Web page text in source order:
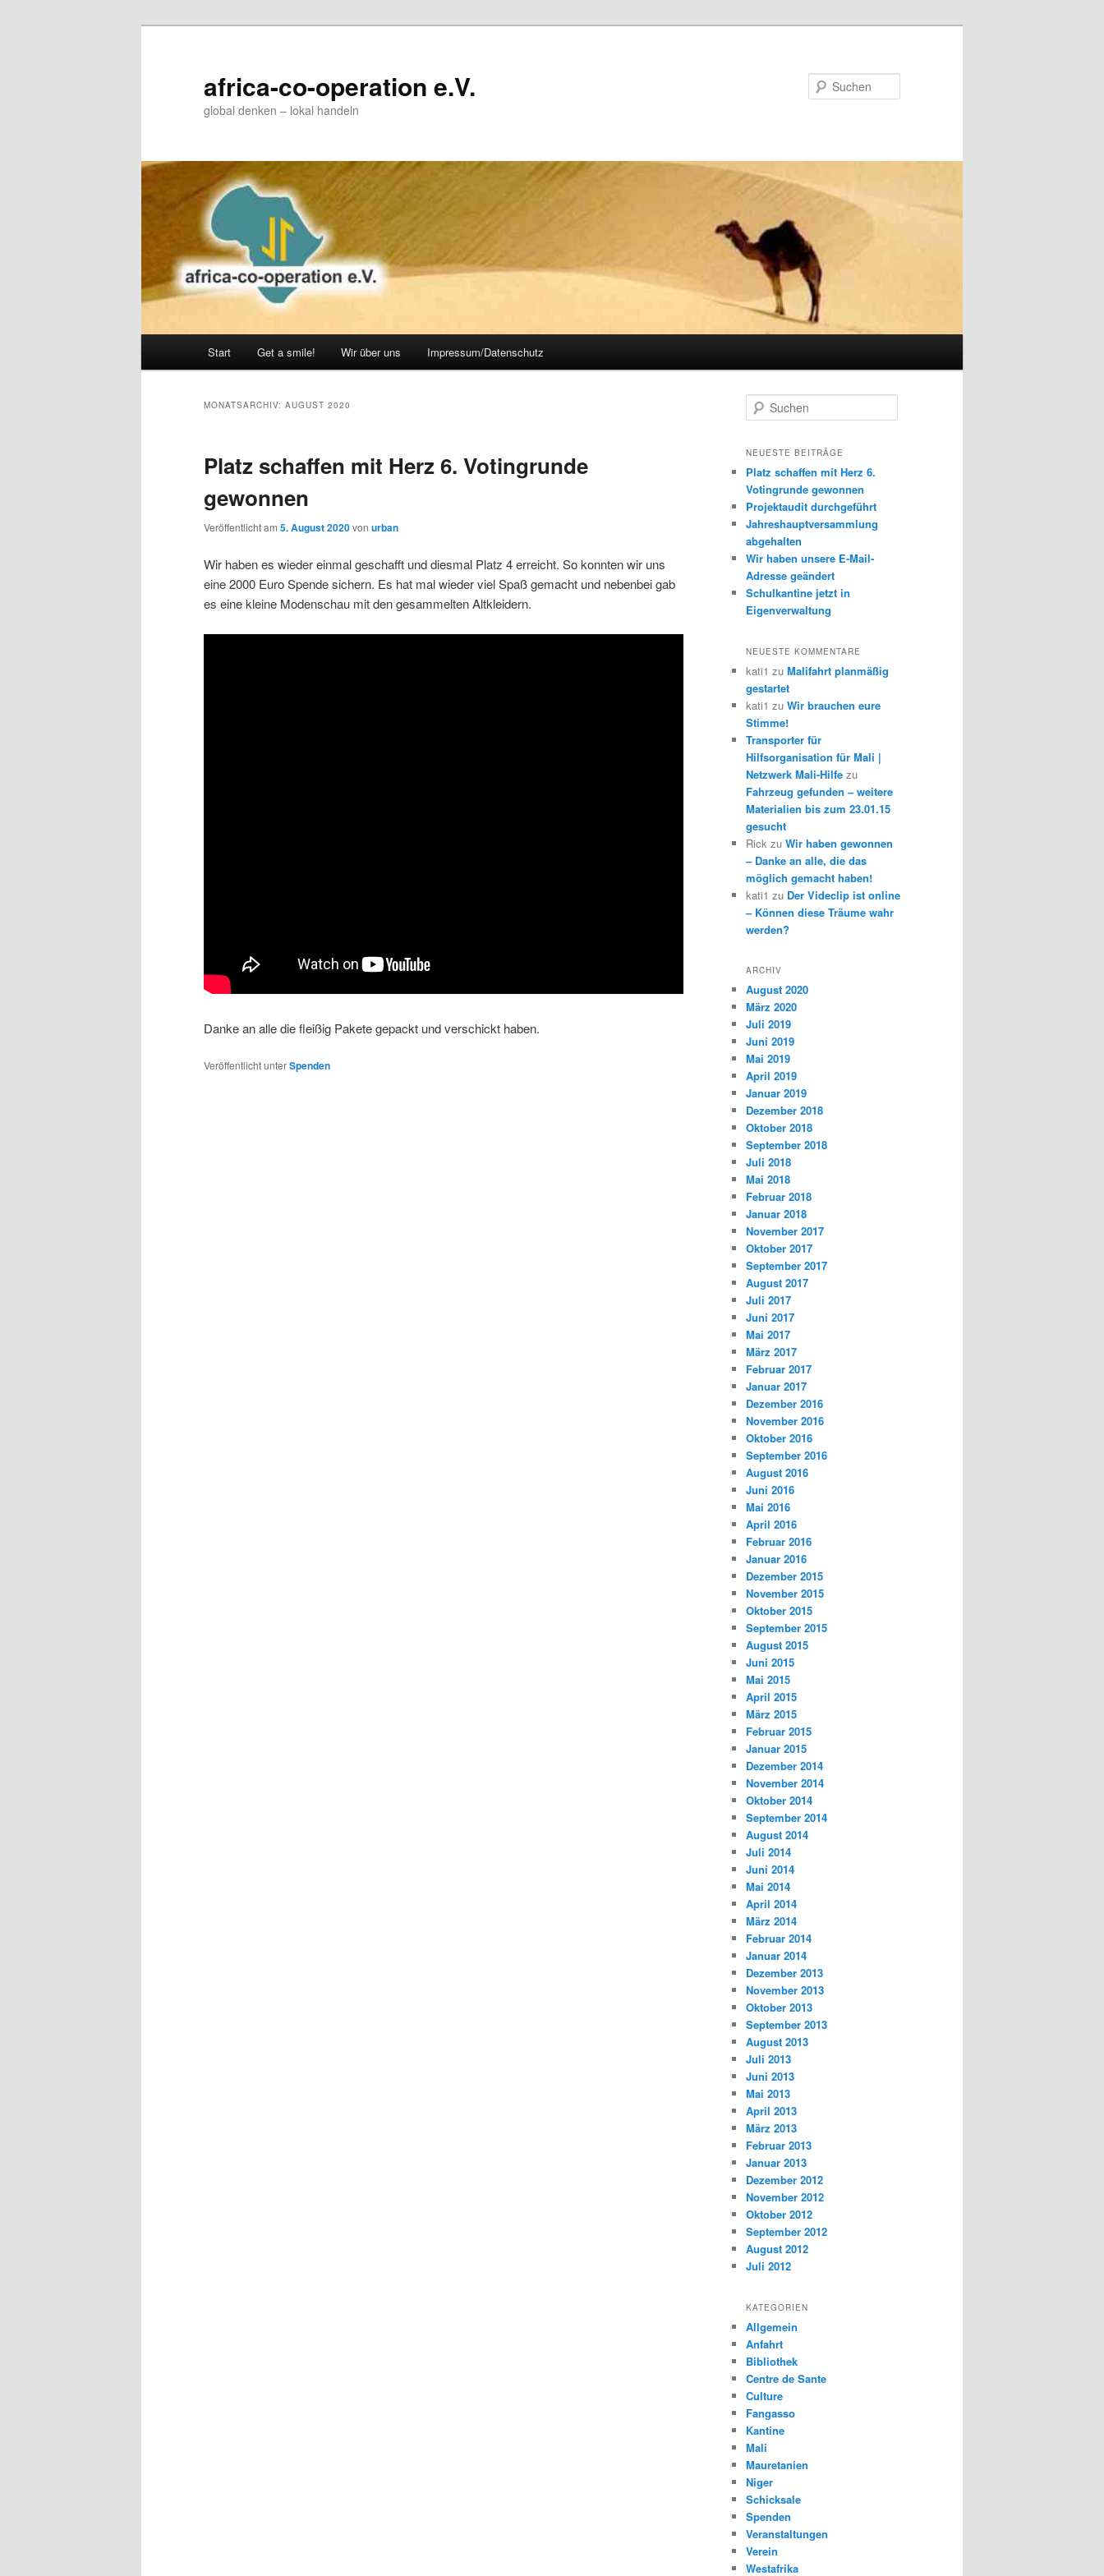
africa-co-operation e.V.
global denken – lokal handeln
Start Get a smile! Wir über uns Impressum/Datenschutz
MONATSARCHIV: AUGUST 2020
Platz schaffen mit Herz 6. Votingrunde
gewonnen
Veröffentlicht am 5. August 2020von urban
Wir haben es wieder einmal geschafft und diesmal Platz 4 erreicht. So konnten wir uns
eine 2000 Euro Spende sichern. Es hat mal wieder viel Spaß gemacht und nebenbei gab
es eine kleine Modenschau mit den gesammelten Altkleidern.
Danke an alle die fleißig Pakete gepackt und verschickt haben.
Veröffentlicht unterSpenden
u
h
n
NEUESTE BEITRÄGE
Platz schaffen mit Herz 6.
Votingrunde gewonnen
Projektaudit durchgeführt
Jahreshauptversammlung
abgehalten
Wir haben unsere E-Mail-
Adresse geändert
Schulkantine jetzt in
Eigenverwaltung
NEUESTE KOMMENTARE
kati1 zu Malifahrt planmäßig
gestartet
kati1 zu Wir brauchen eure
Stimme!
Transporter für
Hilfsorganisation für Mali |
Netzwerk Mali-Hilfe zu
Fahrzeug gefunden – weitere
Materialien bis zum 23.01.15
gesucht
Rick zu Wir haben gewonnen
– Danke an alle, die das
möglich gemacht haben!
kati1 zu Der Videclip ist online
– Können diese Träume wahr
werden?
ARCHIV
August 2020
März 2020
Juli 2019
Juni 2019
Mai 2019
April 2019
Januar 2019
Dezember 2018
Oktober 2018
September 2018
Juli 2018
Mai 2018
Februar 2018
Januar 2018
November 2017
Oktober 2017
September 2017
August 2017
Juli 2017
Juni 2017
Mai 2017
März 2017
Februar 2017
Januar 2017
Dezember 2016
November 2016
Oktober 2016
September 2016
August 2016
Juni 2016
Mai 2016
April 2016
Februar 2016
Januar 2016
Dezember 2015
November 2015
Oktober 2015
September 2015
August 2015
Juni 2015
Mai 2015
April 2015
März 2015
Februar 2015
Januar 2015
Dezember 2014
November 2014
Oktober 2014
September 2014
August 2014
Juli 2014
Juni 2014
Mai 2014
April 2014
März 2014
Februar 2014
Januar 2014
Dezember 2013
November 2013
Oktober 2013
September 2013
August 2013
Juli 2013
Juni 2013
Mai 2013
April 2013
März 2013
Februar 2013
Januar 2013
Dezember 2012
November 2012
Oktober 2012
September 2012
August 2012
Juli 2012
KATEGORIEN
Allgemein
Anfahrt
Bibliothek
Centre de Sante
Culture
Fangasso
Kantine
Mali
Mauretanien
Niger
Schicksale
Spenden
Veranstaltungen
Verein
Westafrika